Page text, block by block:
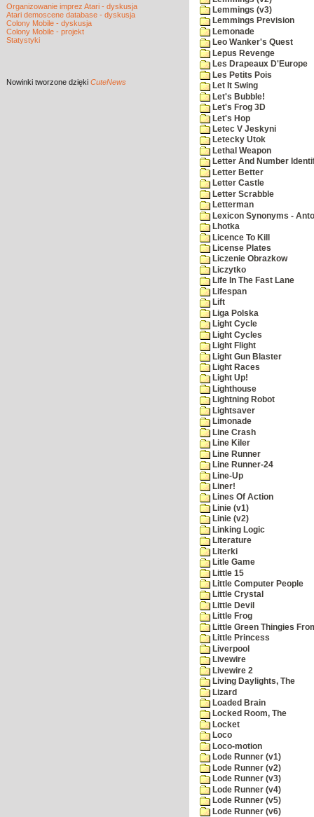
Organizowanie imprez Atari - dyskusja
Atari demoscene database - dyskusja
Colony Mobile - dyskusja
Colony Mobile - projekt
Statystyki
Nowinki tworzone dzięki CuteNews
Lemmings (v3)
Lemmings Prevision
Lemonade
Leo Wanker's Quest
Lepus Revenge
Les Drapeaux D'Europe
Les Petits Pois
Let It Swing
Let's Bubble!
Let's Frog 3D
Let's Hop
Letec V Jeskyni
Letecky Utok
Lethal Weapon
Letter And Number
Letter Better
Letter Castle
Letter Scrabble
Letterman
Lexicon Synonyms -
Lhotka
Licence To Kill
License Plates
Liczenie Obrazkow
Liczytko
Life In The Fast Lane
Lifespan
Lift
Liga Polska
Light Cycle
Light Cycles
Light Flight
Light Gun Blaster
Light Races
Light Up!
Lighthouse
Lightning Robot
Lightsaver
Limonade
Line Crash
Line Kiler
Line Runner
Line Runner-24
Line-Up
Liner!
Lines Of Action
Linie (v1)
Linie (v2)
Linking Logic
Literature
Literki
Litle Game
Little 15
Little Computer People
Little Crystal
Little Devil
Little Frog
Little Green Thingies
Little Princess
Liverpool
Livewire
Livewire 2
Living Daylights, The
Lizard
Loaded Brain
Locked Room, The
Locket
Loco
Loco-motion
Lode Runner (v1)
Lode Runner (v2)
Lode Runner (v3)
Lode Runner (v4)
Lode Runner (v5)
Lode Runner (v6)